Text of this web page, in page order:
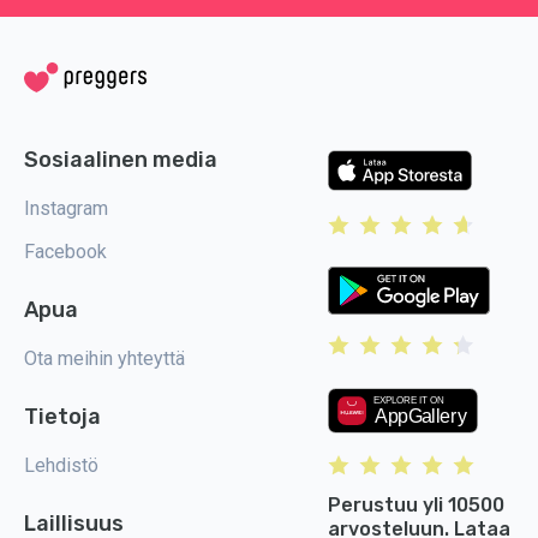
Sosiaalinen media
Instagram
Facebook
Apua
Ota meihin yhteyttä
Tietoja
Lehdistö
Laillisuus
Perustuu yli 10500
arvosteluun. Lataa